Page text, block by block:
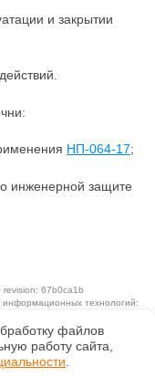
и закрытии
НП-064-17;
инженерной защите
revision: 67b0ca1b
технологий:
АО «Кодекс».
данных
файлов
работу сайта,